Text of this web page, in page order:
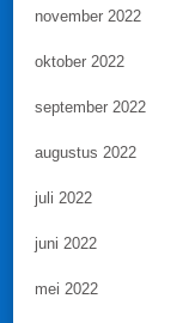
november 2022
oktober 2022
september 2022
augustus 2022
juli 2022
juni 2022
mei 2022